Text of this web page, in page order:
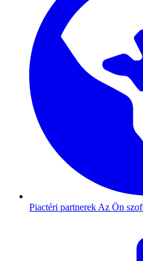
Piactéri partnerek Az Ön